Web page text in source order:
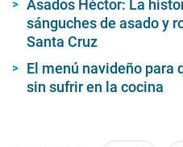
Asados Héctor: La
sánguches de asado y
Santa Cruz
El menú navideño para
sin sufrir en la cocina